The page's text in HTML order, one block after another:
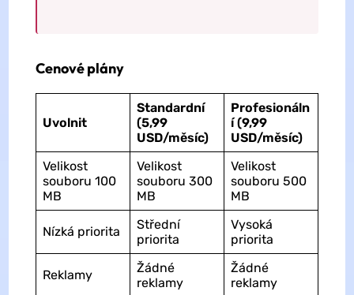
Cenové plány
Uvolnit
Standardní
(5,99
USD/měsíc)
Profesionáln
í (9,99
USD/měsíc)
Velikost
souboru 100
MB
Velikost
souboru 300
MB
Velikost
souboru 500
MB
Nízká priorita
Střední
priorita
Vysoká
priorita
Reklamy
Žádné
reklamy
Žádné
reklamy